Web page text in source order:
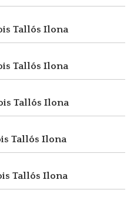
Tallós Ilona
Tallós Ilona
Tallós Ilona
Tallós Ilona
Tallós Ilona